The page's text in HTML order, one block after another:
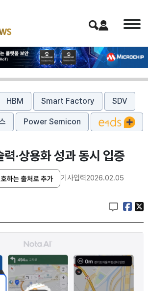
HBM Smart Factory SDV
Power Semicon
·상용화 성과 동시 입증
기사입력2026.02.05